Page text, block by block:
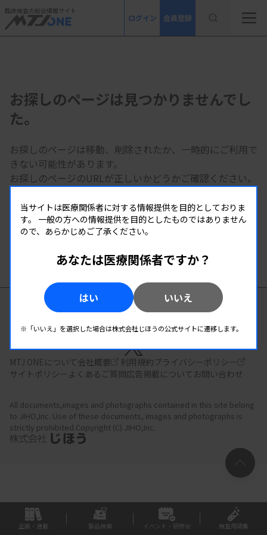
臨床検査の総合情報サイト
ログイン 会員登録
お探しのページは見つかりませんでし
た。
お探しのページは移動、削除されたか、一時的にご利用で
きない可能性があります。
お探しのページのURLが正しいかどうかご確認ください。
MTJ ONE トップページへ
臨床検査の総合情報サイト
MTJ ONEについて会社概要 利用規約プライバシーポリシー
サイトポリシー よくあるご質問広告掲載について お問い合わせ
All documents,images and photographs contained in this site belong
to JIHO,Inc. Use of these documents, images and photographs is
strictly prohibited.Copyright (C) JIHO,Inc.
企画・連載 製品検索 イベント・研修会 検査用語集
当サイトは医療関係者に対する情報提供を目的としておりま
す。 一般の方への情報提供を目的としたものではありません
ので、あらかじめご了承ください。
あなたは医療関係者ですか？
はい いいえ
※「いいえ」を選択した場合は株式会社じほうの公式サイトに遷移します。